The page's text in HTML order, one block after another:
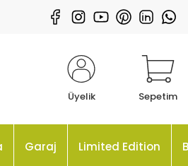
Üyelik Sepetim
Garaj Limited Edition